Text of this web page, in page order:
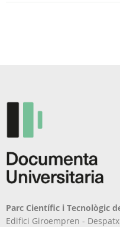
en
la
página
de
Parc Científic i Tecnològic
Edifici Giroempren -